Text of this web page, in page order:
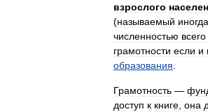
взрослого
(называемый иногда
численностью всего
грамотности если и
образования
Грамотность —
доступ к книге она